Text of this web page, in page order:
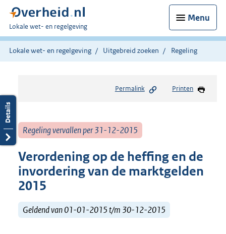
Menu
U
bent
hier:
Lokale wet- en regelgeving
Lokale wet- en regelgeving Uitgebreid zoeken Regeling
Permalink Printen
Regeling vervallen per 31-12-2015
Verordening op de heffing en de
invordering van de marktgelden
2015
Geldend van 01-01-2015 t/m 30-12-2015